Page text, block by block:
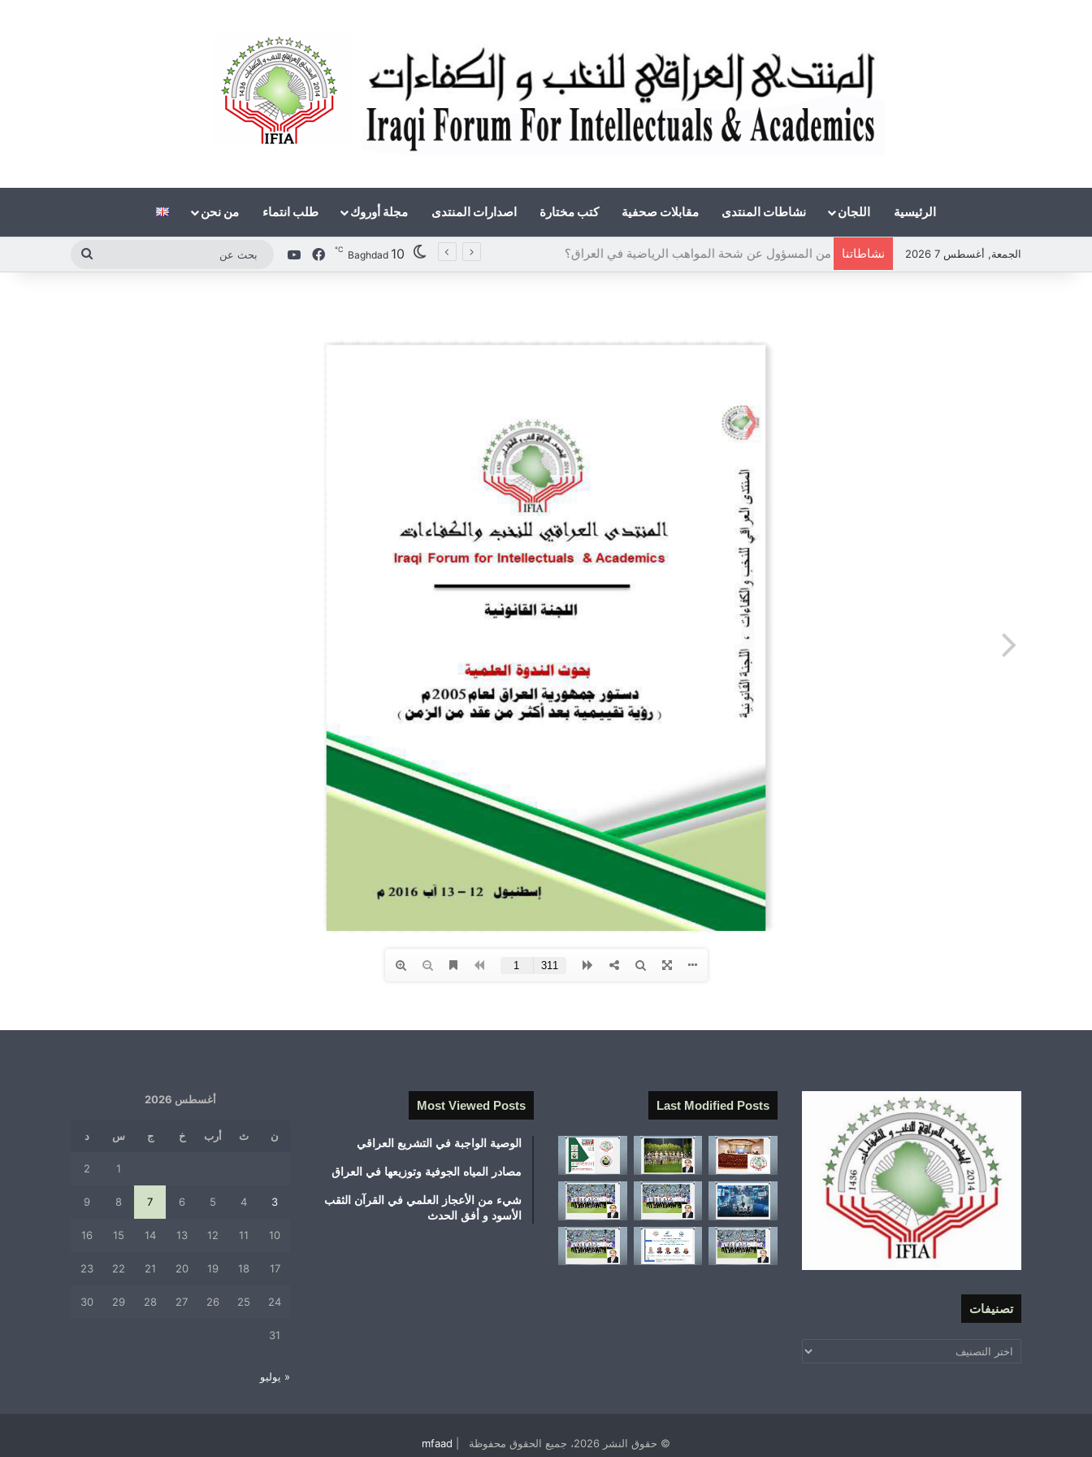
الرئيسية اللجان نشاطات المنتدى مقابلات صحفية كتب مختارة اصدارات المنتدى مجلة أوروك طلب انتماء من نحن
الجمعة, أغسطس 7 2026 نشاطاتنا Baghdad 10
℃ فيسبوك‫YouTube
تصنيفات
تصنيفات
Last Modified Posts
Most Viewed Posts
الوصية الواجبة في التشريع العراقي
مصادر المياه الجوفية وتوزيعها في العراق
شيء من الأعجاز العلمي في القرآن الثقب
الأسود و أفق الحدث
أغسطس 2026
ن ث أرب خ ج س د
1
2
3
4
5
6
7
8
9
10
11
12
13
14
15
16
17
18
19
20
21
22
23
24
25
26
27
28
29
30
31
« يوليو
© حقوق النشر 2026، جميع الحقوق محفوظة | mfaad